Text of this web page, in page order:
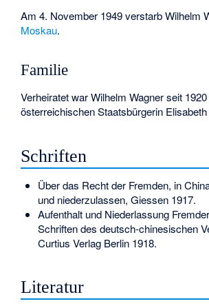
Am 4. November 1949 verstarb Wilhelm
Moskau.
Familie
Verheiratet war Wilhelm Wagner seit
österreichischen Staatsbürgerin
Schriften
Über das Recht der Fremden, in
und niederzulassen, Giessen 1917.
Aufenthalt und Niederlassung
Schriften des deutsch-chinesischen
Curtius Verlag Berlin 1918.
Literatur